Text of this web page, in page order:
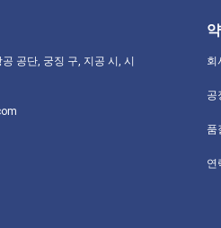
공단, 궁징 구, 지공 시, 시
약
회
공
품
연